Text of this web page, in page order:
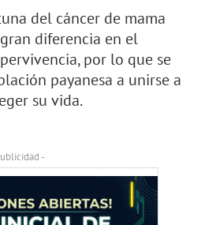
del cáncer de mama
diferencia en el
por lo que se
payanesa a unirse a
su vida.
-